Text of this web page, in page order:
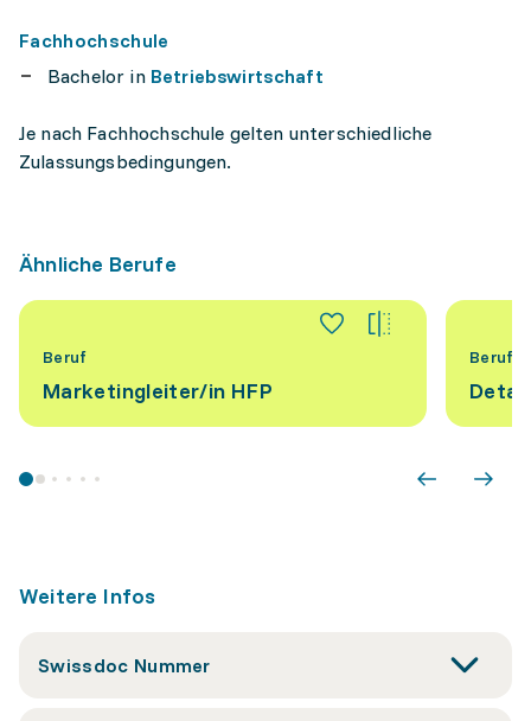
Fachhochschule
Bachelor in Betriebswirtschaft
Je nach Fachhochschule gelten unterschiedliche
Zulassungsbedingungen.
Ähnliche Berufe
Beruf
Marketingleiter/​in HFP
Beruf
Weitere Infos
Swissdoc Nummer